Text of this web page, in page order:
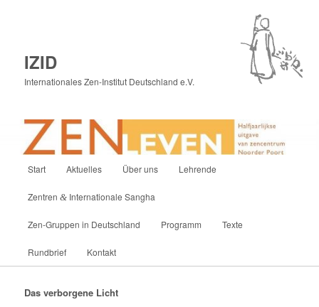
IZID
Internationales Zen-Institut Deutschland e.V.
Zum
primären
Inhalt
Start Aktuelles Über uns Lehrende
Zentren &Internationale Sangha
Zen-Gruppen in Deutschland Programm Texte
Rundbrief Kontakt
Das verborgene Licht